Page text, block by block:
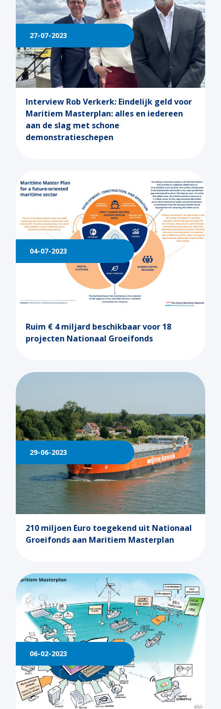
27-07-2023
Interview Rob Verkerk: Eindelijk geld voor
Maritiem Masterplan: alles en iedereen
aan de slag met schone
demonstratieschepen
04-07-2023
Ruim € 4 miljard beschikbaar voor 18
projecten Nationaal Groeifonds
29-06-2023
210 miljoen Euro toegekend uit Nationaal
Groeifonds aan Maritiem Masterplan
06-02-2023